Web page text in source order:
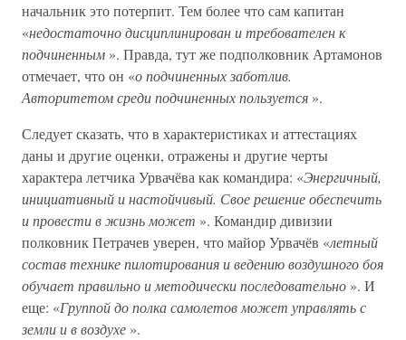
начальник это потерпит. Тем более что сам капитан
«недостаточно дисциплинирован и требователен к
подчиненным ». Правда, тут же подполковник Артамонов
отмечает, что он «о подчиненных заботлив.
Авторитетом среди подчиненных пользуется ».
Следует сказать, что в характеристиках и аттестациях
даны и другие оценки, отражены и другие черты
характера летчика Урвачёва как командира: «Энергичный,
инициативный и настойчивый. Свое решение обеспечить
и провести в жизнь может ». Командир дивизии
полковник Петрачев уверен, что майор Урвачёв «летный
состав технике пилотирования и ведению воздушного боя
обучает правильно и методически последовательно ». И
еще: «Группой до полка самолетов может управлять с
земли и в воздухе ».